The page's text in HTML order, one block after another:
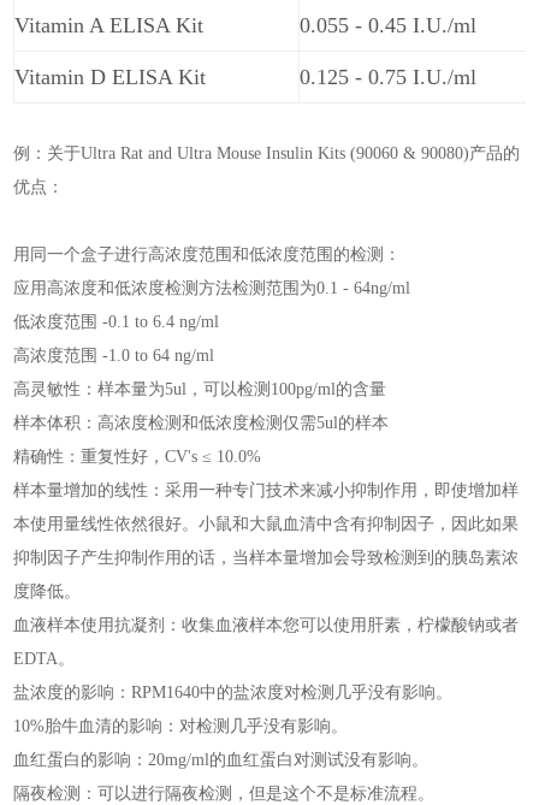
Vitamin A ELISA Kit
0.055 - 0.45 I.U./ml
Vitamin D ELISA Kit 0.125 - 0.75 I.U./ml
例：关于Ultra Rat and Ultra Mouse Insulin Kits (90060 & 90080)产品的
优点：
用同一个盒子进行高浓度范围和低浓度范围的检测：
应用高浓度和低浓度检测方法检测范围为0.1 - 64ng/ml
低浓度范围 -0.1 to 6.4 ng/ml
高浓度范围 -1.0 to 64 ng/ml
高灵敏性：样本量为5ul，可以检测100pg/ml的含量
样本体积：高浓度检测和低浓度检测仅需5ul的样本
精确性：重复性好，CV's ≤ 10.0%
样本量增加的线性：采用一种专门技术来减小抑制作用，即使增加样
本使用量线性依然很好。小鼠和大鼠血清中含有抑制因子，因此如果
抑制因子产生抑制作用的话，当样本量增加会导致检测到的胰岛素浓
度降低。
血液样本使用抗凝剂：收集血液样本您可以使用肝素，柠檬酸钠或者
EDTA。
盐浓度的影响：RPM1640中的盐浓度对检测几乎没有影响。
10%胎牛血清的影响：对检测几乎没有影响。
血红蛋白的影响：20mg/ml的血红蛋白对测试没有影响。
隔夜检测：可以进行隔夜检测，但是这个不是标准流程。